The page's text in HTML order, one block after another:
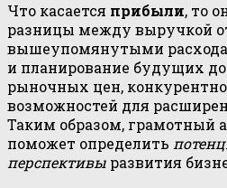
Что касается прибыли, то
разницы между выручкой
вышеупомянутыми
и планирование будущих
рыночных цен,
возможностей для
Таким образом, грамотный
поможет определить
перспективы развития